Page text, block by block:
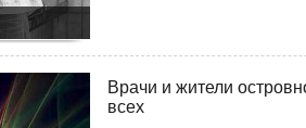
Врачи и жители
всех